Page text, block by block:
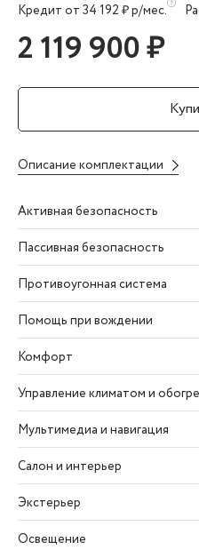
Кредит от 34 192 ₽ р/мес.
2 119 900 ₽
Описание комплектации
Активная безопасность
Пассивная безопасность
Противоугонная система
Помощь при вождении
Комфорт
Управление климатом и
Мультимедиа и навигация
Салон и интерьер
Экстерьер
Освещение